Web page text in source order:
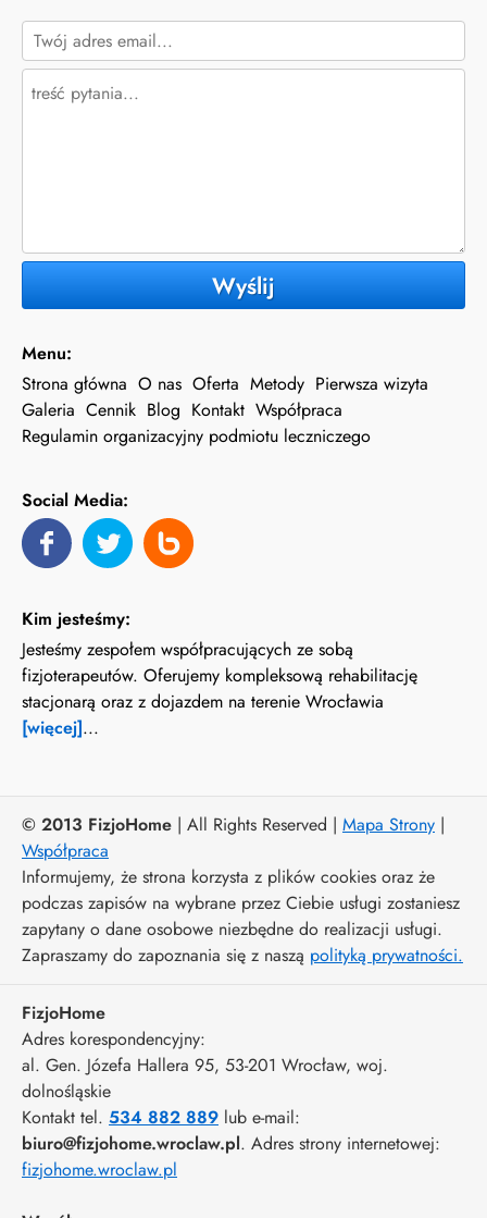
Wyślij
Menu:
Strona główna O nas Oferta Metody Pierwsza wizyta
Galeria Cennik Blog Kontakt Współpraca
Regulamin organizacyjny podmiotu leczniczego
Social Media:
Kim jesteśmy:
Jesteśmy zespołem współpracujących ze sobą
fizjoterapeutów. Oferujemy kompleksową rehabilitację
stacjonarą oraz z dojazdem na terenie Wrocławia
[więcej]...
© 2013 FizjoHome | All Rights Reserved | Mapa Strony |
Współpraca
Informujemy, że strona korzysta z plików cookies oraz że
podczas zapisów na wybrane przez Ciebie usługi zostaniesz
zapytany o dane osobowe niezbędne do realizacji usługi.
Zapraszamy do zapoznania się z naszą polityką prywatności.
FizjoHome
Adres korespondencyjny:
al. Gen. Józefa Hallera 95, 53-201 Wrocław, woj.
dolnośląskie
Kontakt tel. 534 882 889 lub e-mail:
biuro@fizjohome.wroclaw.pl. Adres strony internetowej:
fizjohome.wroclaw.pl